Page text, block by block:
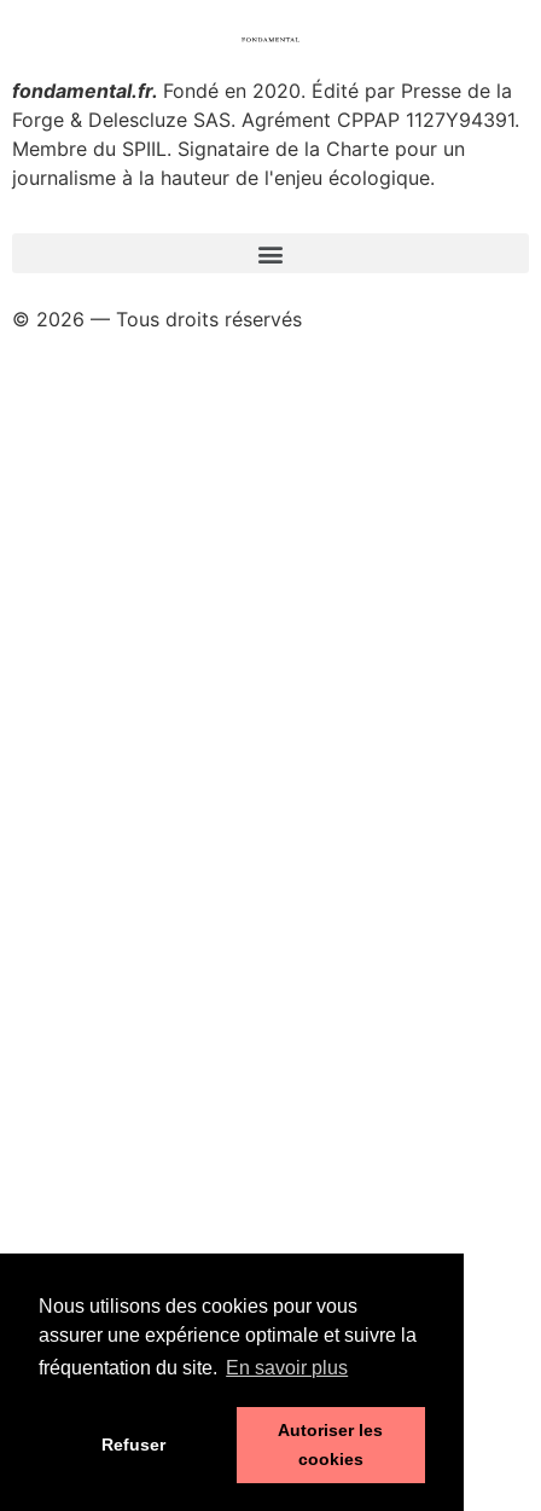
Nous utilisons des cookies pour vous
assurer une expérience optimale et suivre la
fréquentation du site. En savoir plus
Refuser
Autoriser les
cookies
fondamental.fr. Fondé en 2020. Édité par Presse de la
Forge & Delescluze SAS. Agrément CPPAP 1127Y94391.
Membre du SPIIL. Signataire de la Charte pour un
journalisme à la hauteur de l'enjeu écologique.
© 2026 — Tous droits réservés